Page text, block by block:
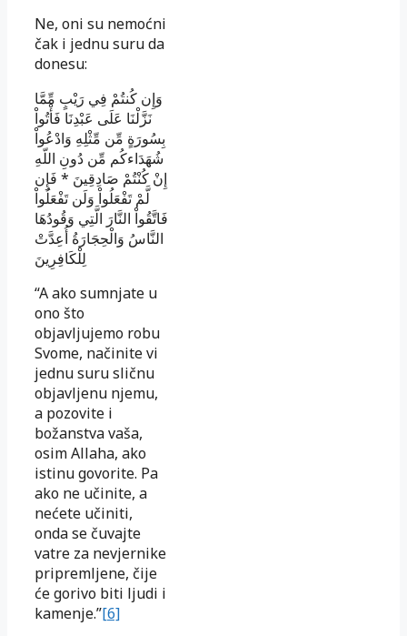
Ne, oni su nemoćni
čak i jednu suru da
donesu:
وَإِن كُنتُمْ فِي رَيْبٍ مِّمَّا
نَزَّلْنَا عَلَى عَبْدِنَا فَأْتُواْ
بِسُورَةٍ مِّن مِّثْلِهِ وَادْعُواْ
شُهَدَاءكُم مِّن دُونِ اللّهِ
إِنْ كُنْتُمْ صَادِقِينَ * فَإِن
لَّمْ تَفْعَلُواْ وَلَن تَفْعَلُواْ
فَاتَّقُواْ النَّارَ الَّتِي وَقُودُهَا
النَّاسُ وَالْحِجَارَةُ أُعِدَّتْ
لِلْكَافِرِينَ
“A ako sumnjate u
ono što
objavljujemo robu
Svome, načinite vi
jednu suru sličnu
objavljenu njemu,
a pozovite i
božanstva vaša,
osim Allaha, ako
istinu govorite. Pa
ako ne učinite, a
nećete učiniti,
onda se čuvajte
vatre za nevjernike
pripremljene, čije
će gorivo biti ljudi i
kamenje.”[6]